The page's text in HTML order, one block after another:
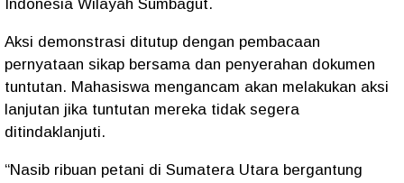
Indonesia Wilayah Sumbagut.
Aksi demonstrasi ditutup dengan pembacaan
pernyataan sikap bersama dan penyerahan dokumen
tuntutan. Mahasiswa mengancam akan melakukan aksi
lanjutan jika tuntutan mereka tidak segera
ditindaklanjuti.
“Nasib ribuan petani di Sumatera Utara bergantung